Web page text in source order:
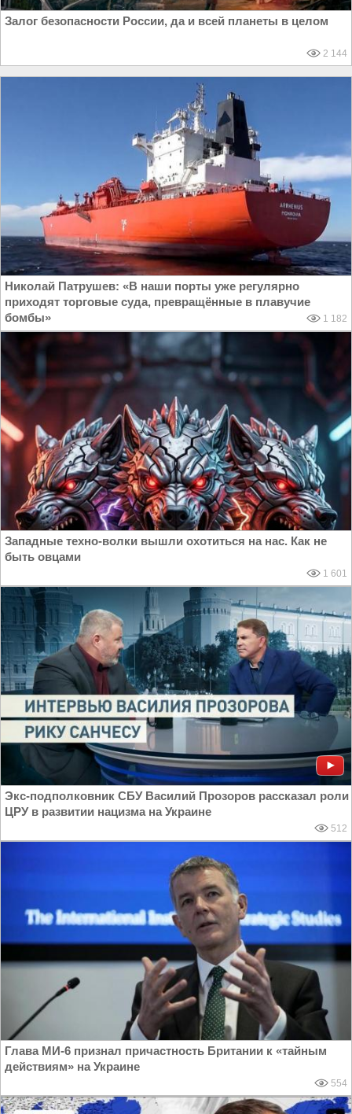
Залог безопасности России, да и всей планеты в целом
2 144
Николай Патрушев: «В наши порты уже регулярно
приходят торговые суда, превращённые в плавучие
бомбы»
1 182
Западные техно-волки вышли охотиться на нас. Как не
быть овцами
1 601
Экс-подполковник СБУ Василий Прозоров рассказал роли
ЦРУ в развитии нацизма на Украине
512
Глава МИ-6 признал причастность Британии к «тайным
действиям» на Украине
554